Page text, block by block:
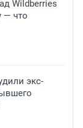
Wildberries
— что
экс-